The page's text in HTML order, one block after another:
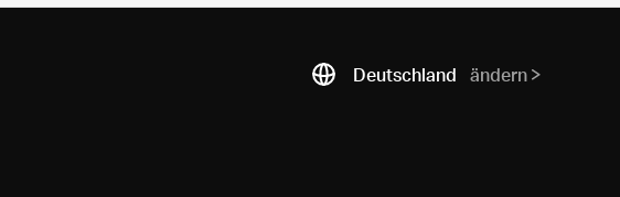
Deutschland ändern